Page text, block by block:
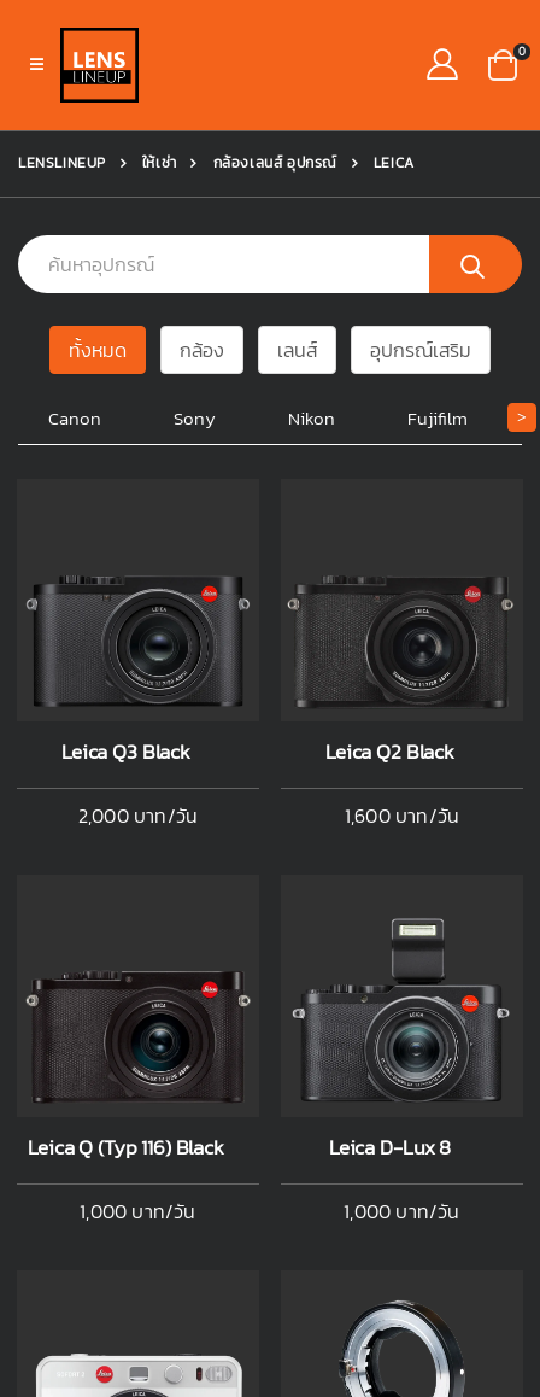
0
LENSLINEUP ให้เช่า กล้องเลนส์ อุปกรณ์ LEICA
ทั้งหมด กล้อง เลนส์ อุปกรณ์เสริม
>
Canon Sony Nikon Fujifilm
Leica Q3 Black
2,000 บาท/วัน
Leica Q2 Black
1,600 บาท/วัน
Leica Q (Typ 116) Black
1,000 บาท/วัน
Leica D-Lux 8
1,000 บาท/วัน